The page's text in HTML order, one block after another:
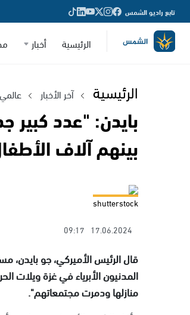
تابع راديو الشمس
الرئيسية أخبار
الرئيسية آخر الأخبار عالمي
بايدن: "عدد كبير
بينهم آلاف
shutterstock
17.06.2024
09:17
قال الرئيس الأميركي، جو
المدنيون الأبرياء في غزة ويلات
منازلها ودمرت مجتمعاتهم".